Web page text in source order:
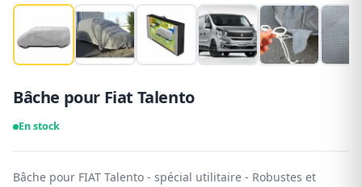
Bâche pour Fiat Talento
En stock
Bâche pour FIAT Talento - spécial utilitaire - Robustes et